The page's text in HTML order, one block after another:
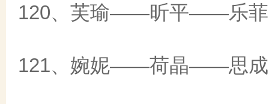
120、芙瑜——昕平——乐菲
121、婉妮——荷晶——思成